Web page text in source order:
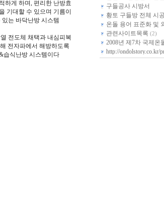
하게 하며, 편리한 난방효
기대할 수 있으며 기름이
는 바닥난방 시스템
전도체 채택과 내심피복
전자파에서 해방하도록
습식난방 시스템이다
구들공사 시방서
황토 구들방 전체 시공 시방서
온돌 용어 표준화 및 외국어 표기 표준화 사
관련사이트목록 (2)
2008년 제7차 국제온돌학회 정기총회 회
http://ondolstory.co.kr/pr/pr05_01.aspx 들러서 감상하시지요